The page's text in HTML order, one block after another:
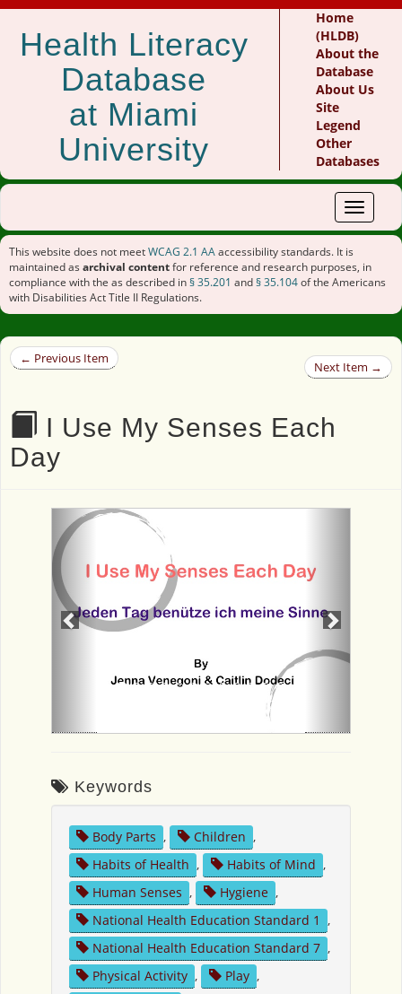
Health Literacy
Database
at Miami
University
Home
(HLDB)
About the
Database
About Us
Site
Legend
Other
Databases
Toggle
This website does not meetWCAG 2.1 AAaccessibility standards. It is
maintained as archival contentfor reference and research purposes, in
compliance with the as described in§ 35.201 and§ 35.104of the Americans
with Disabilities Act Title II Regulations.
← Previous Item
Next Item →
I Use My Senses Each
Day
Previous
Keywords
Body Parts , Children ,
Habits of Health , Habits of Mind ,
Human Senses , Hygiene ,
National Health Education Standard 1
,
National Health Education Standard 7 ,
Physical Activity , Play ,